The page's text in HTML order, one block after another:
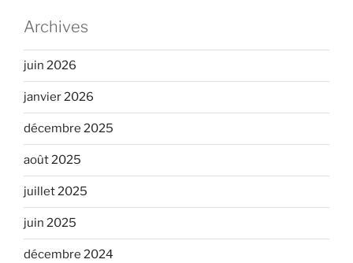
Archives
juin 2026
janvier 2026
décembre 2025
août 2025
juillet 2025
juin 2025
décembre 2024